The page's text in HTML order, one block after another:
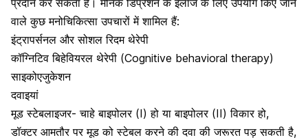
प्रदान कर सकता है। मैनिकडिप्रेशन के इलाजके लिए उपयोग किए जाने
वाले कुछ मनोचिकित्सा उपचारों में शामिल हैं:
इंट्रापर्सनल और सोशल रिदम थेरेपी
कॉग्निटिव बिहेवियरल थेरेपी (Cognitive behavioral therapy)
साइकोएजुकेशन
दवाइयां
मूड स्टेबलाइजर- चाहे बाइपोलर (I) हो या बाइपोलर (II) विकार हो,
डॉक्टर आमतौर पर मूड को स्टेबल करने की दवा की जरूरत पड़ सकती है,